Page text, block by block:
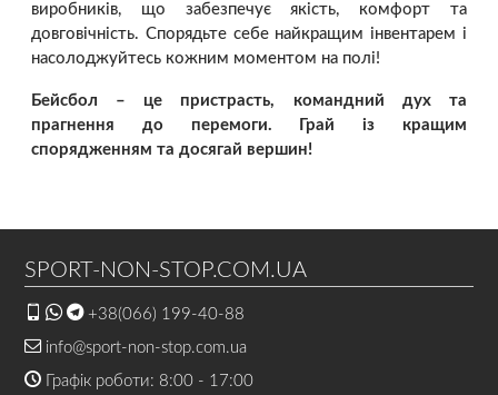
виробників, що забезпечує якість, комфорт та
довговічність. Спорядьте себе найкращим інвентарем і
насолоджуйтесь кожним моментом на полі!
Бейсбол – це пристрасть, командний дух та
прагнення до перемоги. Грай із кращим
спорядженням та досягай вершин!
SPORT-NON-STOP.COM.UA
+38(066) 199-40-88
info@sport-non-stop.com.ua
Графік роботи: 8:00 - 17:00